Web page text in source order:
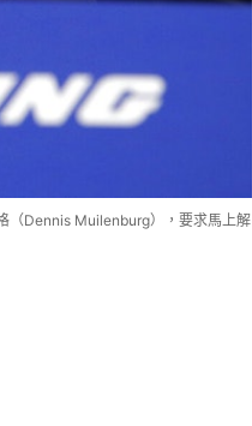
（Dennis Muilenburg），要求馬上解